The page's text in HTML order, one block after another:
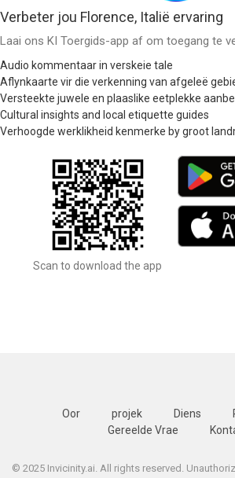
Verbeter jou Florence, Italië ervaring
Laai ons KI Toergids-app af om toegang te
Audio kommentaar in verskeie tale
Aflynkaarte vir die verkenning van afgeleë
Versteekte juwele en plaaslike eetplekke
Cultural insights and local etiquette guides
Verhoogde werklikheid kenmerke by groot
Scan to download the app
Oor projek Diens
Gereelde Vrae
© 2025 Invicinity.ai. All rights reserved.